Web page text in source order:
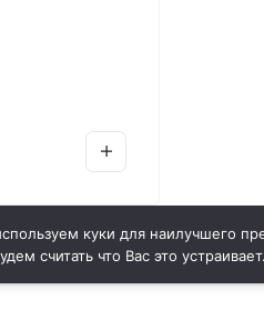
куки для наилучшего
считать что Вас это устраивает.